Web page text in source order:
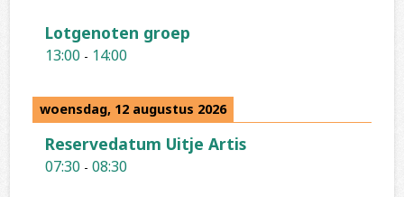
Lotgenoten groep
13:00 - 14:00
woensdag, 12 augustus 2026
Reservedatum Uitje Artis
07:30 -08:30